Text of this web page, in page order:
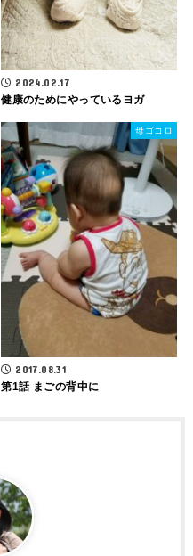
2024.02.17
健康のためにやっているヨガ
母ゴコロ
2017.08.31
第1話 まごの背中に